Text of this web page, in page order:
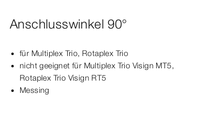
Anschlusswinkel 90°
für Multiplex Trio, Rotaplex Trio
nicht geeignet für Multiplex Trio Visign MT5,
Rotaplex Trio Visign RT5
Messing